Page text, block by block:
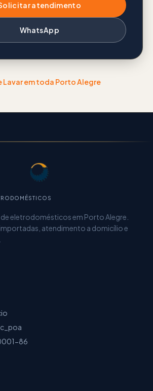
atendimento
WhatsApp
Lavarem toda Porto Alegre
eletrodomésticosem Porto Alegre.
atendimento a domicílio e
86